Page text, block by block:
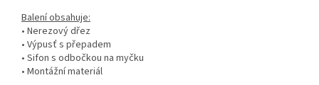
Balení obsahuje:
• Nerezový dřez
• Výpusť s přepadem
• Sifon s odbočkou na myčku
• Montážní materiál